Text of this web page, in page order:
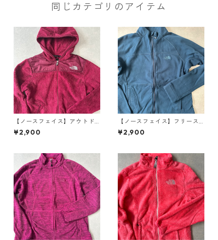
同じカテゴリのアイテム
【ノースフェイス】アウトド
アジップフリースジャケット S
古着 レディース
¥2,900
【ノースフェイス】フリース
ジップアップブルゾン ブルー
S 古着 レディース
¥2,900